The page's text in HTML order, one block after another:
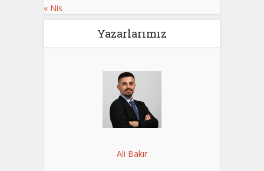
« Nis
Yazarlarımız
Ali Bakır